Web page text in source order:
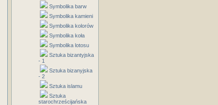
Symbolika barw
Symbolika kamieni
Symbolika kolorów
Symbolika koła
Symbolika lotosu
Sztuka bizantyjska
- 1
Sztuka bizanyjska
- 2
Sztuka islamu
Sztuka
starochrześcijańska